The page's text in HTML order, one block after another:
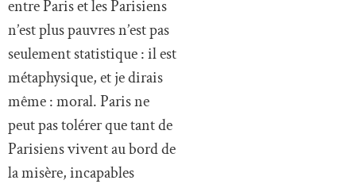
entre Paris et les Parisiens
n’est plus pauvres n’est pas
seulement statistique : il est
métaphysique, et je dirais
même : moral. Paris ne
peut pas tolérer que tant de
Parisiens vivent au bord de
la misère, incapables